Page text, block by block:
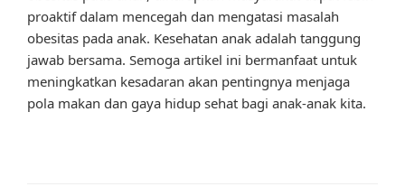
proaktif dalam mencegah dan mengatasi masalah
obesitas pada anak. Kesehatan anak adalah tanggung
jawab bersama. Semoga artikel ini bermanfaat untuk
meningkatkan kesadaran akan pentingnya menjaga
pola makan dan gaya hidup sehat bagi anak-anak kita.